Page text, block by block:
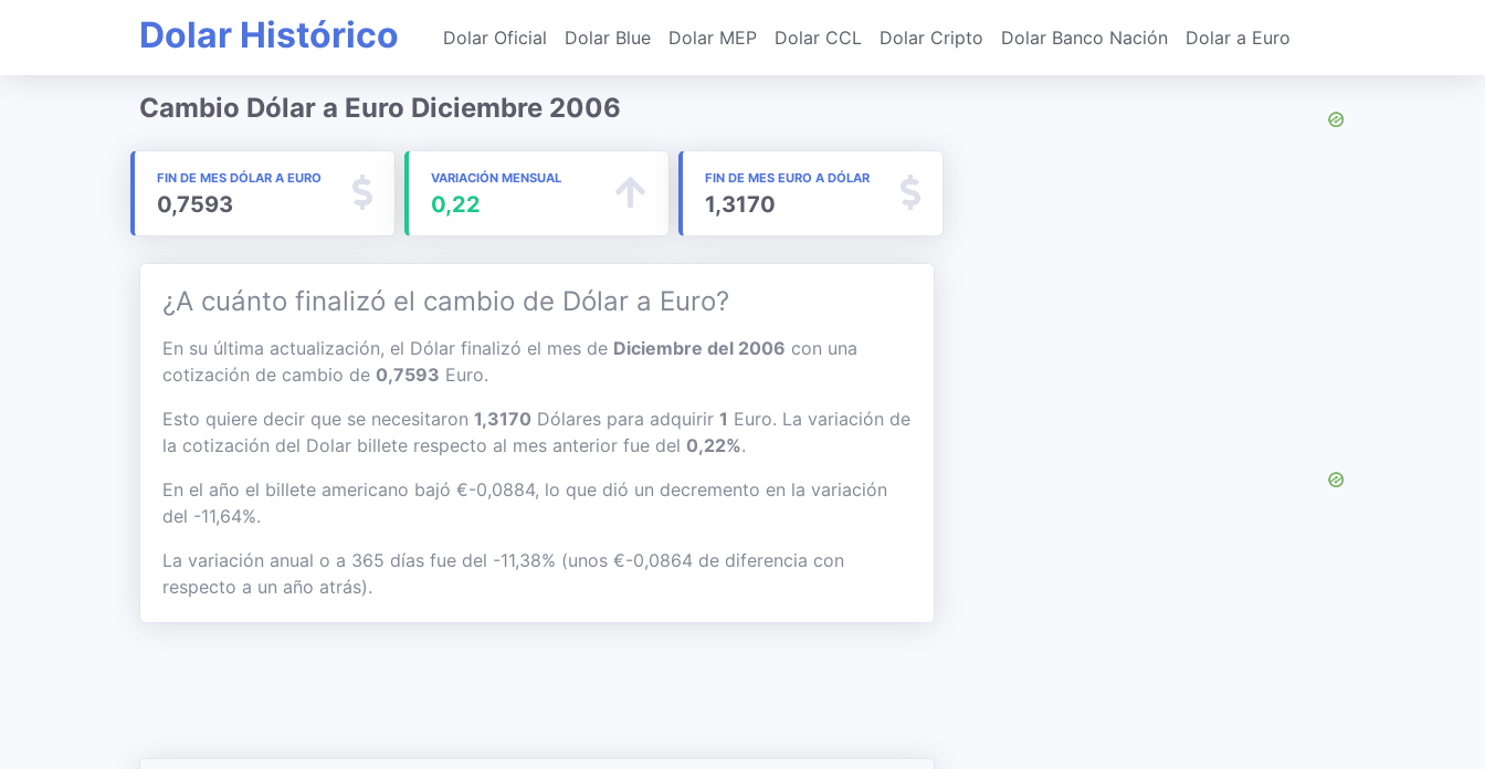
Dolar Histórico Dolar Oficial Dolar Blue Dolar MEP Dolar CCL Dolar Cripto Dolar Banco Nación Dolar a Euro
Cambio Dólar a Euro Diciembre 2006
FIN DE MES DÓLAR A EURO
0,7593
VARIACIÓN MENSUAL
0,22
FIN DE MES EURO A DÓLAR
1,3170
¿A cuánto finalizó el cambio de Dólar a Euro?
En su última actualización, el Dólar finalizó el mes de Diciembre del 2006 con una
cotización de cambio de 0,7593 Euro.
Esto quiere decir que se necesitaron 1,3170 Dólares para adquirir 1 Euro. La variación de
la cotización del Dolar billete respecto al mes anterior fue del 0,22%.
En el año el billete americano bajó €-0,0884, lo que dió un decremento en la variación
del -11,64%.
La variación anual o a 365 días fue del -11,38% (unos €-0,0864 de diferencia con
respecto a un año atrás).